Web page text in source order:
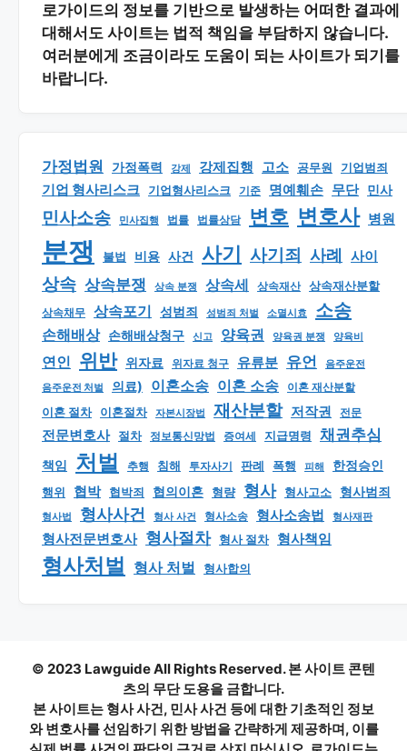
로가이드의 정보를 기반으로 발생하는 어떠한 결과에
대해서도 사이트는 법적 책임을 부담하지 않습니다.
여러분에게 조금이라도 도움이 되는 사이트가 되기를
바랍니다.
가정법원 가정폭력 강제 강제집행 고소 공무원 기업범죄
기업 형사리스크 기업형사리스크 기준 명예훼손 무단 민사
민사소송 민사집행 법률 법률상담 변호 변호사 병원
분쟁 불법 비용 사건 사기 사기죄 사례 사이
상속 상속분쟁 상속 분쟁 상속세 상속재산 상속재산분할
상속채무 상속포기 성범죄 성범죄 처벌 소멸시효 소송
손해배상 손해배상청구 신고 양육권 양육권 분쟁 양육비
연인 위반 위자료 위자료 청구 유류분 유언 음주운전
음주운전 처벌 의료) 이혼소송 이혼 소송 이혼 재산분할
이혼 절차 이혼절차 자본시장법 재산분할 저작권 전문
전문변호사 절차 정보통신망법 증여세 지급명령 채권추심
책임 처벌 추행 침해 투자사기 판례 폭행 피해 한정승인
행위 협박 협박죄 협의이혼 형량 형사 형사고소 형사범죄
형사법 형사사건 형사 사건 형사소송 형사소송법 형사재판
형사전문변호사 형사절차 형사 절차 형사책임
형사처벌 형사 처벌 형사합의
© 2023 Lawguide All Rights Reserved. 본 사이트 콘텐
츠의 무단 도용을 금합니다.
본 사이트는 형사 사건, 민사 사건 등에 대한 기초적인 정보
와 변호사를 선임하기 위한 방법을 간략하게 제공하며, 이를